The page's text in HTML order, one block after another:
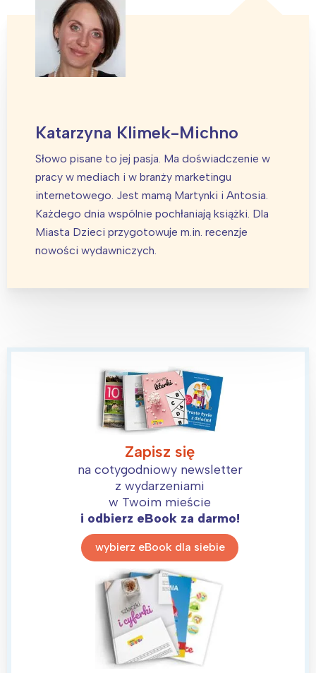
Katarzyna Klimek-Michno
Słowo pisane to jej pasja. Ma doświadczenie w
pracy w mediach i w branży marketingu
internetowego. Jest mamą Martynki i Antosia.
Każdego dnia wspólnie pochłaniają książki. Dla
Miasta Dzieci przygotowuje m.in. recenzje
nowości wydawniczych.
Zapisz się
na cotygodniowy newsletter
z wydarzeniami
w Twoim mieście
i odbierz eBook za darmo!
wybierz eBook dla siebie
Interesują mnie wydarzenia z
tego regionu:
Warszawa
Trójmiasto
Wrocław
Śląsk
Kraków
Południe
Północ
Wszystkie